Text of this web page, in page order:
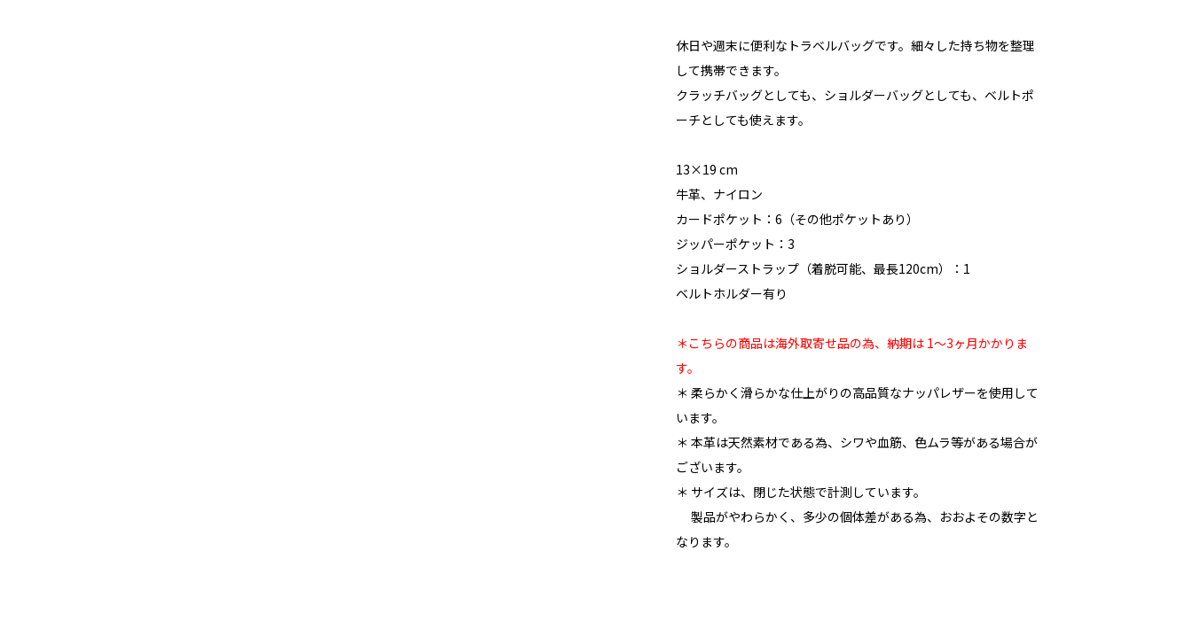
休日や週末に便利なトラベルバッグです。細々した持ち物を整理
して携帯できます。
クラッチバッグとしても、ショルダーバッグとしても、ベルトポ
ーチとしても使えます。
13×19 cm
牛革、ナイロン
カードポケット：6（その他ポケットあり）
ジッパーポケット：3
ショルダーストラップ（着脱可能、最長120cm）：1
ベルトホルダー有り
＊こちらの商品は海外取寄せ品の為、納期は 1〜3ヶ月かかりま
す。
＊ 柔らかく滑らかな仕上がりの高品質なナッパレザーを使用して
います。
＊ 本革は天然素材である為、シワや血筋、色ムラ等がある場合が
ございます。
＊ サイズは、閉じた状態で計測しています。
製品がやわらかく、多少の個体差がある為、おおよその数字と
なります。